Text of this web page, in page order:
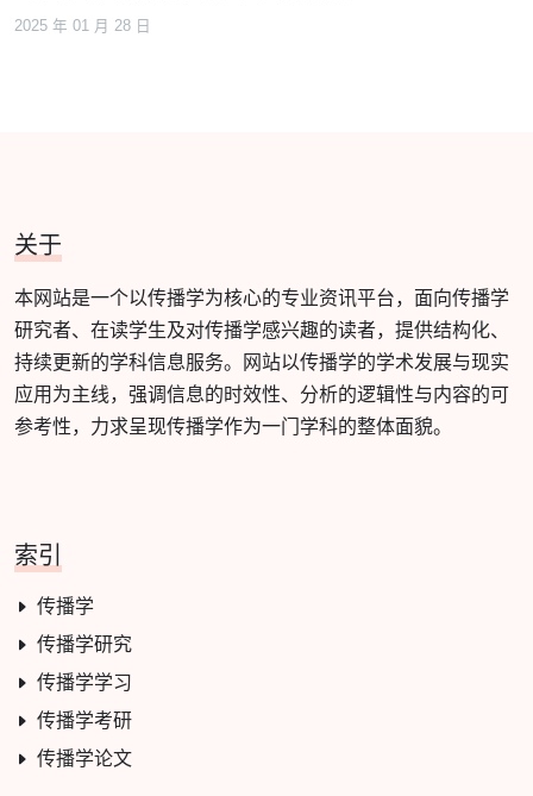
2025 年 01 月 28 日
关于
本网站是一个以传播学为核心的专业资讯平台，面向传播学
研究者、在读学生及对传播学感兴趣的读者，提供结构化、
持续更新的学科信息服务。网站以传播学的学术发展与现实
应用为主线，强调信息的时效性、分析的逻辑性与内容的可
参考性，力求呈现传播学作为一门学科的整体面貌。
索引
传播学
传播学研究
传播学学习
传播学考研
传播学论文